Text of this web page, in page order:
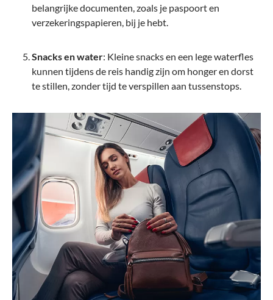
belangrijke documenten, zoals je paspoort en
verzekeringspapieren, bij je hebt.
Snacks en water: Kleine snacks en een lege waterfles
kunnen tijdens de reis handig zijn om honger en dorst
te stillen, zonder tijd te verspillen aan tussenstops.